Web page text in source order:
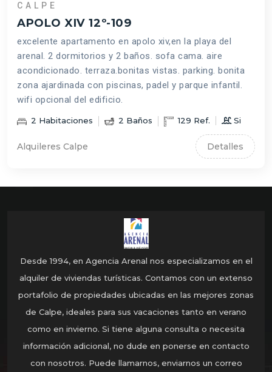
CALPE
APOLO XIV 12º-109
excelente apartamento en apolo xiv,en la playa del
arenal. 2 dormitorios y 2 baños. sofa cama. aire
acondicionado. terraza.bonitas vistas. parking. bonita
zona ajardinada con piscinas, padel y parque infantil.
wifi opcional del edificio.
2 Habitaciones 2 Baños 129 Ref. Si
Alquileres Calpe Detalles
Desde 1994, en Agencia Arenal nos especializamos en el
alquiler de viviendas turísticas. Contamos con un extenso
portafolio de propiedades ubicadas en las mejores zonas
de Calpe, ideales para sus vacaciones tanto en verano
como en invierno. Si tiene alguna consulta o necesita
información adicional, no dude en ponerse en contacto
con nosotros. Puede llamarnos, enviarnos un correo